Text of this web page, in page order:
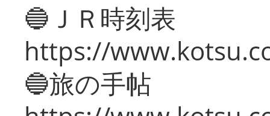
🔵ＪＲ時刻表
https://
🔵旅の手帖